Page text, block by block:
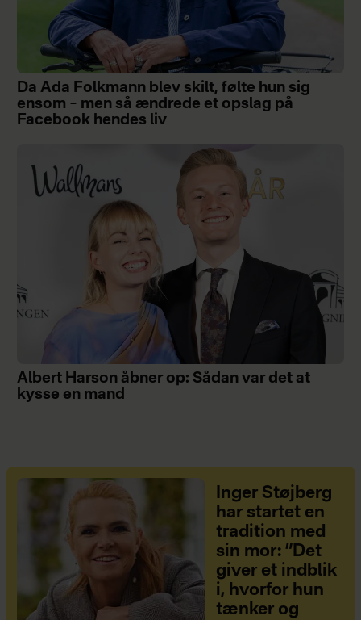
Da Ada Folkmann blev skilt, følte hun sig
ensom – men så ændrede et opslag på
Facebook hendes liv
Albert Harson åbner op: Sådan var det at
kysse en mand
Inger Støjberg
har startet en
tradition med
sin mor: ”Det
giver et indblik
i, hvorfor hun
tænker og